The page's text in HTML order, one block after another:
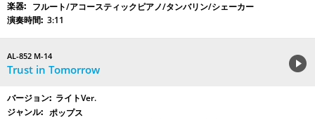
フルート/アコースティックピアノ/タンバリン/シェーカー
3:11
AL-852 M-14
Trust in Tomorrow
ライトVer.
ポップス